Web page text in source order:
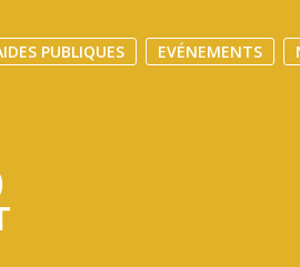
PUBLIQUES EVÉNEMENTS